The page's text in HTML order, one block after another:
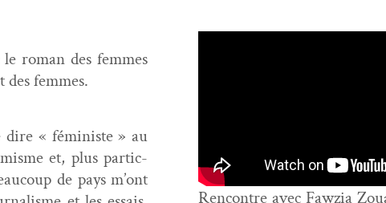
le roman des femmes
femmes.
dire « fémin­iste » au
et, plus par­ti­c­
de pays m’ont
Ren­con­tre avec Fawzia